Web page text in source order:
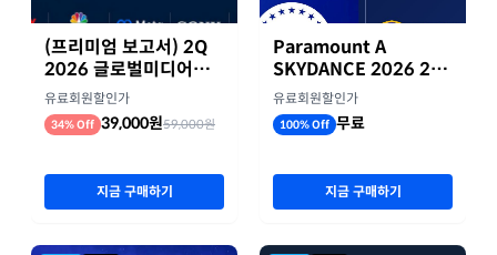
(프리미엄 보고서) 2Q
2026 글로벌미디어기
업 실적 종합 보고서
유료회원할인가
34% Off 39,000원59,000원
지금 구매하기
Paramount A
SKYDANCE 2026 2분
기 실적
유료회원할인가
100% Off 무료
지금 구매하기